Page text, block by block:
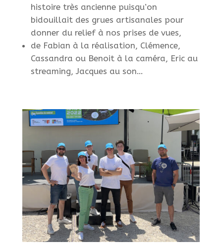
histoire très ancienne puisqu’on
bidouillait des grues artisanales pour
donner du relief à nos prises de vues,
de Fabian à la réalisation, Clémence,
Cassandra ou Benoit à la caméra, Eric au
streaming, Jacques au son…